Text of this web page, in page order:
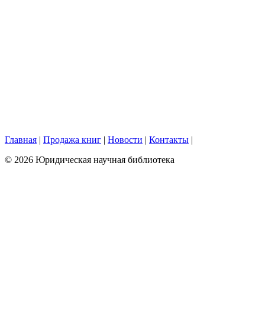
Главная | Продажа книг | Новости | Контакты |
© 2026 Юридическая научная библиотека